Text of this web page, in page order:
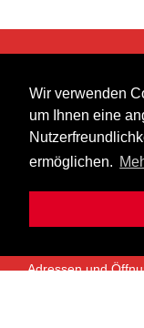
Wir verwenden
um Ihnen eine
ermöglichen.
heer musik ag
Lättenstrasse 35
8952 Schlieren
Adressen und